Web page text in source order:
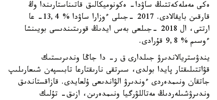
ەكى مەملەكەتتىڭ ساۋدا- ەكونوميكالىق قاتىناستارىندا وڭ
قارقىن بايقالادى. 2017 -جىلى ءوزارا ساۋدا % 13,4- عا
ارتتى، ال 2018 -جىلعى بەس ايدىڭ قورىتىندىسى بويىنشا
ءوسىم % 9,8 قۇرادى.
يندۋستريالاندىرۋ جىلدارى ق ر- دا جاڭا وندىرىستىك
قۋاتتىلىقتار پايدا بولدى، سىرتقى نارىقتارعا تابىسپەن شىعارىلىپ
جاتقان ونىمدەردى ءوندىرۋ الۋاندىعى ۇلعايدى. قازاقستاندىق
وندىرۋشىلەردىڭ مەتاللۋرگيا ونىمدەرىن، ازىق- تۇلىك